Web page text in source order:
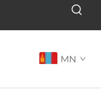
MN